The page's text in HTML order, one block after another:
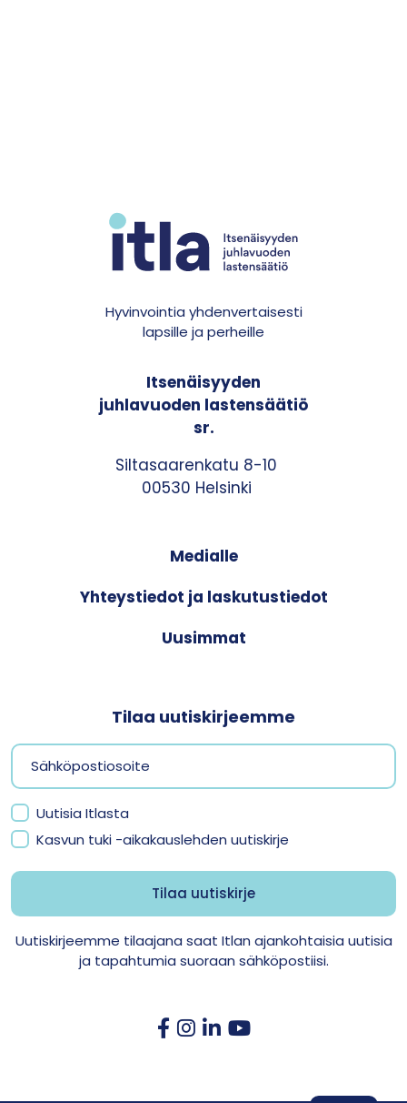
Hyvinvointia yhdenvertaisesti
lapsille ja perheille
Itsenäisyyden
juhlavuoden lastensäätiö
sr.
Siltasaarenkatu 8-10
00530 Helsinki
Medialle
Yhteystiedot ja laskutustiedot
Uusimmat
Tilaa uutiskirjeemme
Uutisia Itlasta
Kasvun tuki -aikakauslehden uutiskirje
Uutiskirjeemme tilaajana saat Itlan ajankohtaisia uutisia
ja tapahtumia suoraan sähköpostiisi.